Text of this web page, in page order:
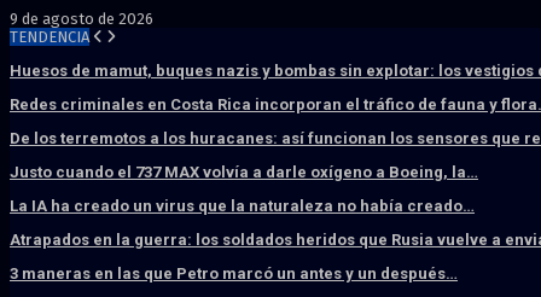
9 de agosto de 2026
TENDENCIA
Huesos de mamut, buques nazis y bombas sin explotar: los vestigios
Redes criminales en Costa Rica incorporan el tráfico de fauna y
De los terremotos a los huracanes: así funcionan los sensores que
Justo cuando el 737 MAX volvía a darle oxígeno a Boeing, la…
La IA ha creado un virus que la naturaleza no había creado…
Atrapados en la guerra: los soldados heridos que Rusia vuelve a
3 maneras en las que Petro marcó un antes y un después…